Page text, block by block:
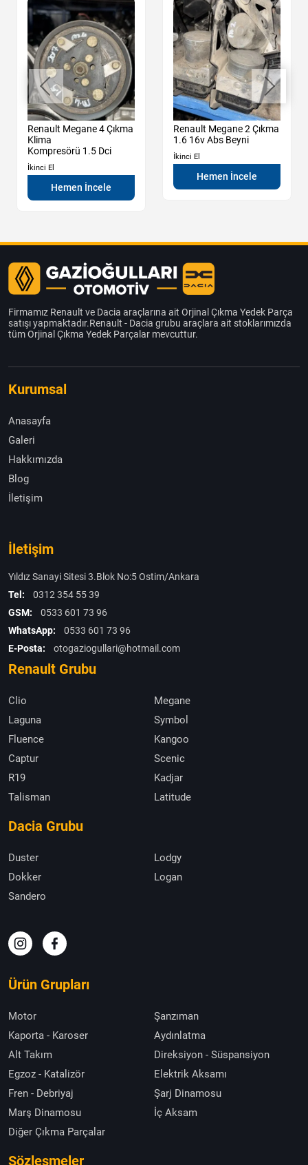
Renault Megane 4 Çıkma
Klima
Kompresörü 1.5 Dci
İkinci El
Hemen İncele
Renault Megane 2 Çıkma
1.6 16v Abs Beyni
İkinci El
Hemen İncele
Firmamız Renault ve Dacia araçlarına ait Orjinal Çıkma Yedek Parça
satışı yapmaktadır.Renault - Dacia grubu araçlara ait stoklarımızda
tüm Orjinal Çıkma Yedek Parçalar mevcuttur.
Kurumsal
Anasayfa
Galeri
Hakkımızda
Blog
İletişim
İletişim
Yıldız Sanayi Sitesi 3.Blok No:5 Ostim/Ankara
Tel:
0312 354 55 39
GSM:
0533 601 73 96
WhatsApp:
0533 601 73 96
E-Posta:
otogaziogullari@hotmail.com
Renault Grubu
Clio
Megane
Laguna
Symbol
Fluence
Kangoo
Captur
Scenic
R19
Kadjar
Talisman
Latitude
Dacia Grubu
Duster
Lodgy
Dokker
Logan
Sandero
Ürün Grupları
Motor
Şanzıman
Kaporta - Karoser
Aydınlatma
Alt Takım
Direksiyon - Süspansiyon
Egzoz - Katalizör
Elektrik Aksamı
Fren - Debriyaj
Şarj Dinamosu
Marş Dinamosu
İç Aksam
Diğer Çıkma Parçalar
Sözleşmeler